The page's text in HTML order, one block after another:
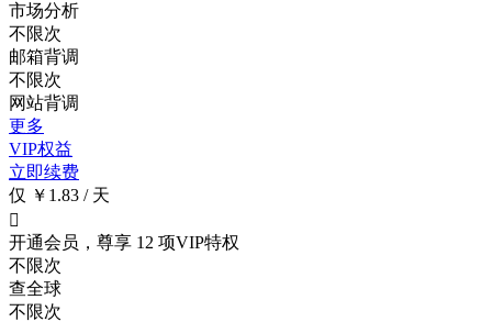
市场分析
不限次
邮箱背调
不限次
网站背调
更多
VIP权益
立即续费
仅 ￥1.83 / 天

开通会员，尊享 12 项VIP特权
不限次
查全球
不限次